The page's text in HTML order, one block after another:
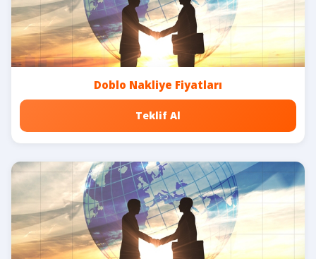
Doblo Nakliye Fiyatları
Teklif Al